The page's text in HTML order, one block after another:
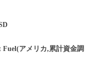
Fuel(アメリカ,累計資金調